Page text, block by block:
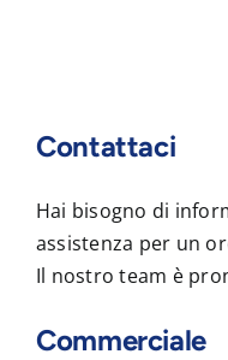
Contattaci
Hai bisogno di
assistenza per un
Il nostro team è
Commerciale